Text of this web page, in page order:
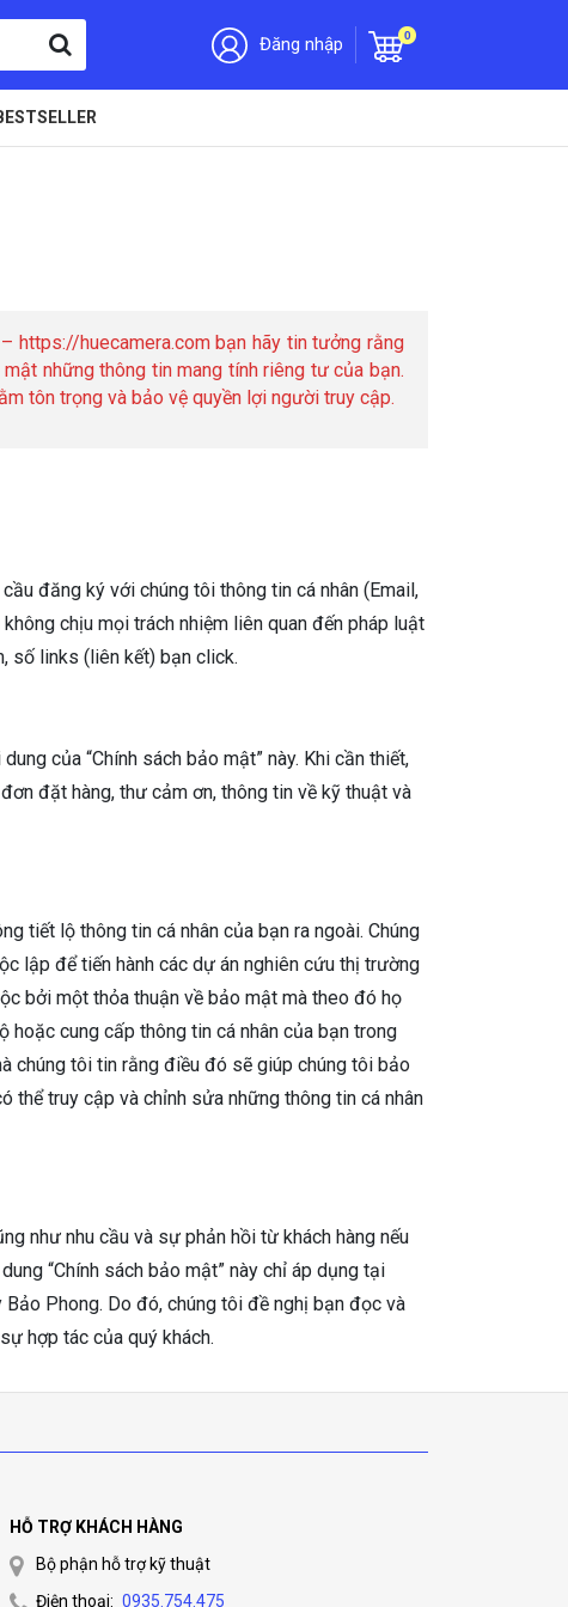
Đăng nhập 0
https://huecamera.com bạn hãy tin tưởng rằng
những thông tin mang tính riêng tư của bạn.
tôn trọng và bảo vệ quyền lợi người truy cập.
đăng ký với chúng tôi thông tin cá nhân (Email,
chịu mọi trách nhiệm liên quan đến pháp luật
số links (liên kết) bạn click.
của “Chính sách bảo mật” này. Khi cần thiết,
đặt hàng, thư cảm ơn, thông tin về kỹ thuật và
tiết lộ thông tin cá nhân của bạn ra ngoài. Chúng
lập để tiến hành các dự án nghiên cứu thị trường
bởi một thỏa thuận về bảo mật mà theo đó họ
cung cấp thông tin cá nhân của bạn trong
chúng tôi tin rằng điều đó sẽ giúp chúng tôi bảo
thể truy cập và chỉnh sửa những thông tin cá nhân
như nhu cầu và sự phản hồi từ khách hàng nếu
“Chính sách bảo mật” này chỉ áp dụng tại
Phong. Do đó, chúng tôi đề nghị bạn đọc và
hợp tác của quý khách.
HỖ TRỢ KHÁCH HÀNG
Bộ phận hỗ trợ kỹ thuật
Điện thoại: 0935.754.475